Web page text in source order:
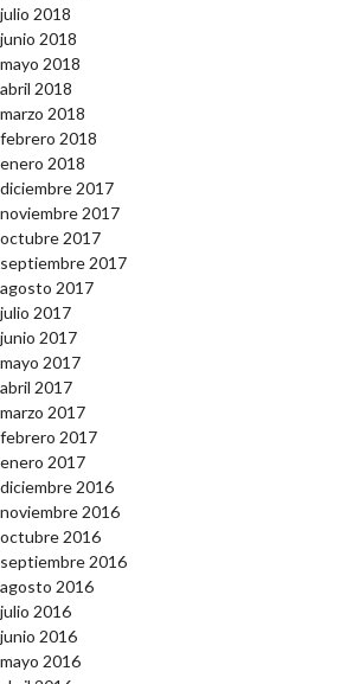
julio 2018
junio 2018
mayo 2018
abril 2018
marzo 2018
febrero 2018
enero 2018
diciembre 2017
noviembre 2017
octubre 2017
septiembre 2017
agosto 2017
julio 2017
junio 2017
mayo 2017
abril 2017
marzo 2017
febrero 2017
enero 2017
diciembre 2016
noviembre 2016
octubre 2016
septiembre 2016
agosto 2016
julio 2016
junio 2016
mayo 2016